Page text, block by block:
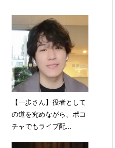
【一歩さん】役者として
の道を究めながら、ポコ
チャでもライブ配...